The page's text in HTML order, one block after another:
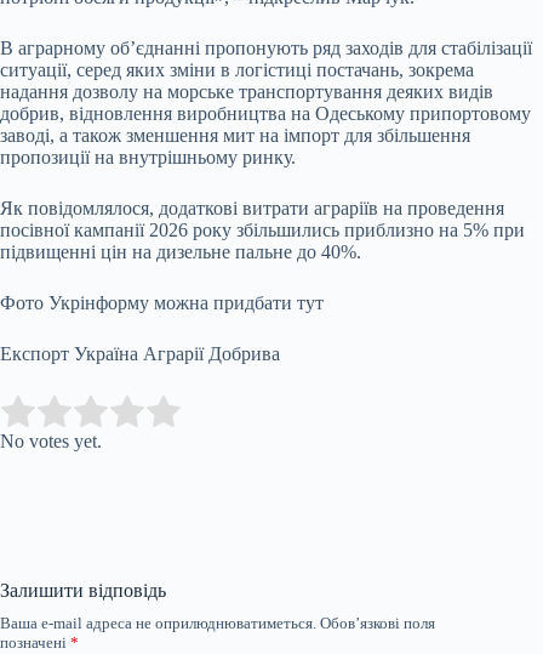
В аграрному об’єднанні пропонують ряд заходів для стабілізації
ситуації, серед яких зміни в логістиці постачань, зокрема
надання дозволу на морське транспортування деяких видів
добрив, відновлення виробництва на Одеському припортовому
заводі, а також зменшення мит на імпорт для збільшення
пропозиції на внутрішньому ринку.
Як повідомлялося, додаткові витрати аграріїв на проведення
посівної кампанії 2026 року збільшились приблизно на 5% при
підвищенні цін на дизельне пальне до 40%.
Фото Укрінформу можна придбати тут
Експорт Україна Аграрії Добрива
Rate this item:
No votes yet.
Залишити відповідь
Ваша e-mail адреса не оприлюднюватиметься. Обов’язкові поля
позначені *